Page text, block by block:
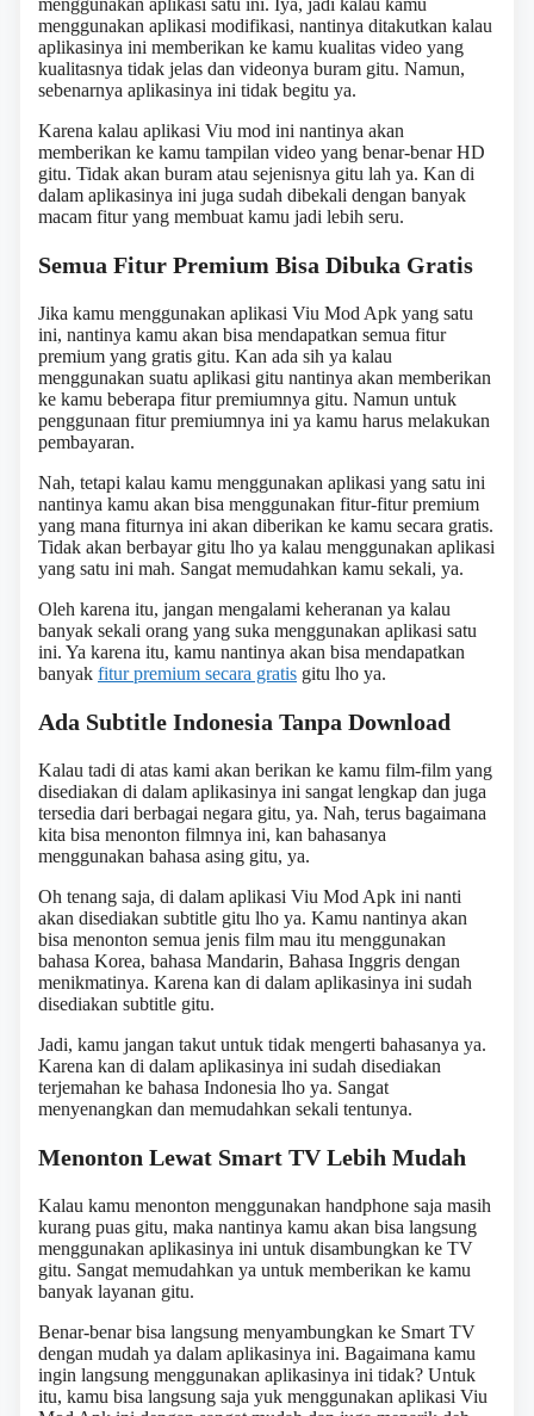
menggunakan aplikasi modifikasi, nantinya ditakutkan kalau
aplikasinya ini memberikan ke kamu kualitas video yang
kualitasnya tidak jelas dan videonya buram gitu. Namun,
sebenarnya aplikasinya ini tidak begitu ya.
Karena kalau aplikasi Viu mod ini nantinya akan
memberikan ke kamu tampilan video yang benar-benar HD
gitu. Tidak akan buram atau sejenisnya gitu lah ya. Kan di
dalam aplikasinya ini juga sudah dibekali dengan banyak
macam fitur yang membuat kamu jadi lebih seru.
Semua Fitur Premium Bisa Dibuka Gratis
Jika kamu menggunakan aplikasi Viu Mod Apk yang satu
ini, nantinya kamu akan bisa mendapatkan semua fitur
premium yang gratis gitu. Kan ada sih ya kalau
menggunakan suatu aplikasi gitu nantinya akan memberikan
ke kamu beberapa fitur premiumnya gitu. Namun untuk
penggunaan fitur premiumnya ini ya kamu harus melakukan
pembayaran.
Nah, tetapi kalau kamu menggunakan aplikasi yang satu ini
nantinya kamu akan bisa menggunakan fitur-fitur premium
yang mana fiturnya ini akan diberikan ke kamu secara gratis.
Tidak akan berbayar gitu lho ya kalau menggunakan aplikasi
yang satu ini mah. Sangat memudahkan kamu sekali, ya.
Oleh karena itu, jangan mengalami keheranan ya kalau
banyak sekali orang yang suka menggunakan aplikasi satu
ini. Ya karena itu, kamu nantinya akan bisa mendapatkan
banyak fitur premium secara gratis gitu lho ya.
Ada Subtitle Indonesia Tanpa Download
Kalau tadi di atas kami akan berikan ke kamu film-film yang
disediakan di dalam aplikasinya ini sangat lengkap dan juga
tersedia dari berbagai negara gitu, ya. Nah, terus bagaimana
kita bisa menonton filmnya ini, kan bahasanya
menggunakan bahasa asing gitu, ya.
Oh tenang saja, di dalam aplikasi Viu Mod Apk ini nanti
akan disediakan subtitle gitu lho ya. Kamu nantinya akan
bisa menonton semua jenis film mau itu menggunakan
bahasa Korea, bahasa Mandarin, Bahasa Inggris dengan
menikmatinya. Karena kan di dalam aplikasinya ini sudah
disediakan subtitle gitu.
Jadi, kamu jangan takut untuk tidak mengerti bahasanya ya.
Karena kan di dalam aplikasinya ini sudah disediakan
terjemahan ke bahasa Indonesia lho ya. Sangat
menyenangkan dan memudahkan sekali tentunya.
Menonton Lewat Smart TV Lebih Mudah
Kalau kamu menonton menggunakan handphone saja masih
kurang puas gitu, maka nantinya kamu akan bisa langsung
menggunakan aplikasinya ini untuk disambungkan ke TV
gitu. Sangat memudahkan ya untuk memberikan ke kamu
banyak layanan gitu.
Benar-benar bisa langsung menyambungkan ke Smart TV
dengan mudah ya dalam aplikasinya ini. Bagaimana kamu
ingin langsung menggunakan aplikasinya ini tidak? Untuk
itu, kamu bisa langsung saja yuk menggunakan aplikasi Viu